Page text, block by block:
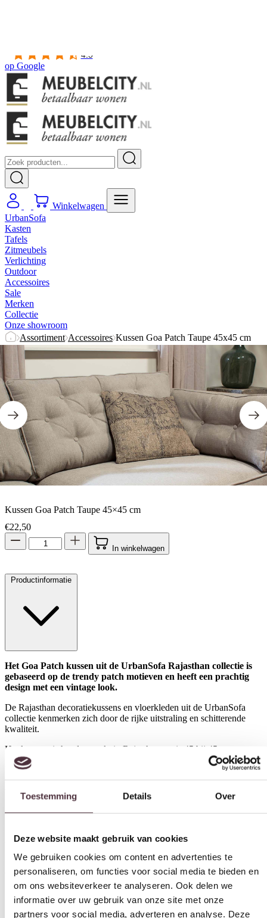
Deze website maakt gebruik van cookies
We gebruiken cookies om content en advertenties te
personaliseren, om functies voor social media te bieden en
informatie over uw gebruik van onze site met onze
partners voor social media, adverteren en analyse. Deze
partners kunnen deze gegevens combineren met andere
informatie die u aan ze heeft verstrekt of die ze hebben
verzameld op basis van uw gebruik van hun services.
4.5
op Google
Winkelwagen
UrbanSofa
Kasten
Tafels
Zitmeubels
Verlichting
Outdoor
Accessoires
Sale
Merken
Collectie
Onze showroom
Assortiment Accessoires Kussen Goa Patch Taupe 45x45 cm
Kussen Goa Patch Taupe 45×45 cm
€22,50
In winkelwagen
Productinformatie
Het Goa Patch kussen uit de UrbanSofa Rajasthan collectie is
gebaseerd op de trendy patch motieven en heeft een prachtig
design met een vintage look.
De Rajasthan decoratiekussens en vloerkleden uit de UrbanSofa
collectie kenmerken zich door de rijke uitstraling en schitterende
kwaliteit.
Het kussens is handgemaakt in Rajasthan, en is 45 bij 45cm groot.
Het Goa Patch kussen is door slimme import nu leverbaar voor de
scherpste prijs van Nederland! Dit echte Rajasthan kussen is nu
verkrijgbaar van € 49,- voor slechts € 22,50!
Alle kussens en vloerkleden uit de UrbanSofa collectie zijn
vloerkleed draagt u bij aan het welzijn van kinderen in India.
In het Goa Patch design is ook een schitterend vloerkleed te
verkrijgen van 160x240cm.
Gratisthuis bezorgd boven de €100,-
2 jaar CBWgarantie op meubelen